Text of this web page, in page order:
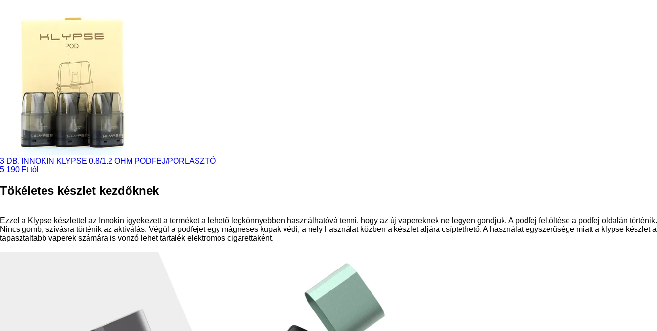
3 DB. INNOKIN KLYPSE 0.8/1.2 OHM PODFEJ/PORLASZTÓ
5 190 Ft tól
Tökéletes készlet kezdőknek
Ezzel a Klypse készlettel az Innokin igyekezett a terméket a lehető legkönnyebben használhatóvá tenni, hogy az új vapereknek ne legyen gondjuk. A podfej feltöltése a podfej oldalán történik.
Nincs gomb, szívásra történik az aktiválás. Végül a podfejet egy mágneses kupak védi, amely használat közben a készlet aljára csíptethető. A használat egyszerűsége miatt a klypse készlet a
tapasztaltabb vaperek számára is vonzó lehet tartalék elektromos cigarettaként.